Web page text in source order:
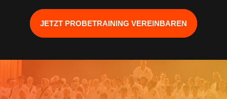
JETZT PROBETRAINING VEREINBAREN